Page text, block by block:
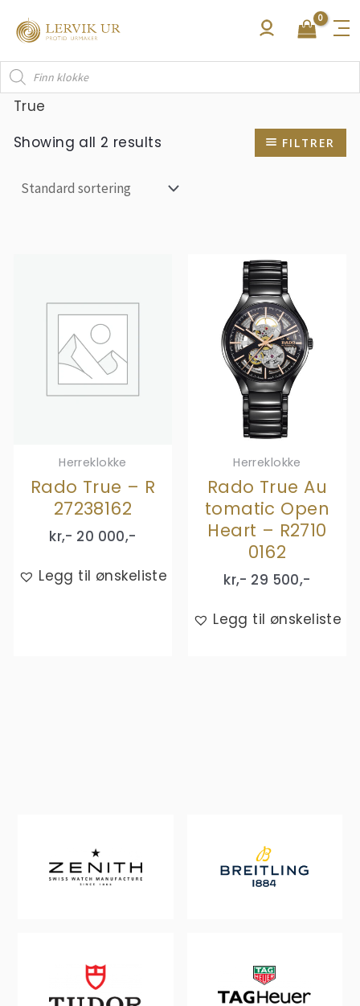
rett
innholdet
Products
search
True
Showing all 2 results
FILTRER
Herreklokke
Rado True – R
27238162
kr,- 20 000,-
Legg til ønskeliste
Herreklokke
Rado True Au
tomatic Open
Heart – R2710
0162
kr,- 29 500,-
Legg til ønskeliste